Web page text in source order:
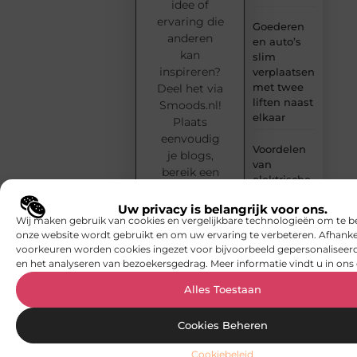
Uw privacy is belangrijk voor ons.
Wij maken gebruik van cookies en vergelijkbare technologieën om te
onze website wordt gebruikt en om uw ervaring te verbeteren.
voorkeuren worden cookies ingezet voor bijvoorbeeld
en het analyseren van bezoekersgedrag. Meer informatie vindt u in ons
Alles Toestaan
Cookies Beheren
Cookiebeleid
Goederen
en auto’s
slim
verplaatsen
met twee
liften naast
elkaar
Voordelen
van
elektrische
Meer
ruimte op
zolder met
een prefab
dakkapel
plafonds
idee of
ervaring die
anderen
kan
inspireren?
Deel het via
Smoods.nl!
Plaats
eenvoudig
je blogs,
bereik een
publiek en
word
onderdeel
van een
groeiende
community
van
creatieve